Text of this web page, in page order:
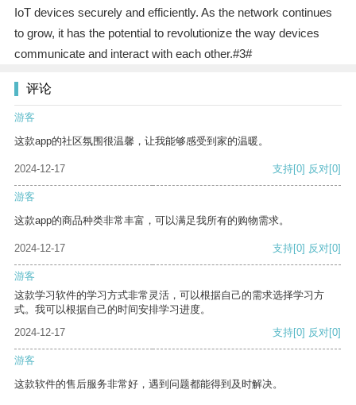
IoT devices securely and efficiently. As the network continues
to grow, it has the potential to revolutionize the way devices
communicate and interact with each other.#3#
评论
游客
这款app的社区氛围很温馨，让我能够感受到家的温暖。
2024-12-17 支持[0] 反对[0]
游客
这款app的商品种类非常丰富，可以满足我所有的购物需求。
2024-12-17 支持[0] 反对[0]
游客
这款学习软件的学习方式非常灵活，可以根据自己的需求选择学习方
式。我可以根据自己的时间安排学习进度。
2024-12-17
支持[0] 反对[0]
游客
这款软件的售后服务非常好，遇到问题都能得到及时解决。